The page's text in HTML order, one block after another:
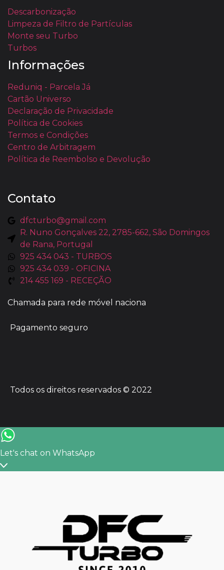
Descarbonização
Limpeza de Filtro de Partículas
Monte seu Turbo
Turbos
Informações
Reduniq - Parcela Já
Cartão Universo
Declaração de Privacidade
Política de Cookies
Termos e Condições
Centro de Arbitragem
Política de Reembolso e Devolução
Contato
dfcturbo@gmail.com
R. Nuno Gonçalves 22, 2785-662, São Domingos
de Rana, Portugal
925 434 043 - TURBOS
925 434 039 - OFICINA
214 455 169 - RECEÇÃO
Chamada para rede móvel naciona
Pagamento seguro
Todos os direitos reservados © 2022
Let's chat on WhatsApp